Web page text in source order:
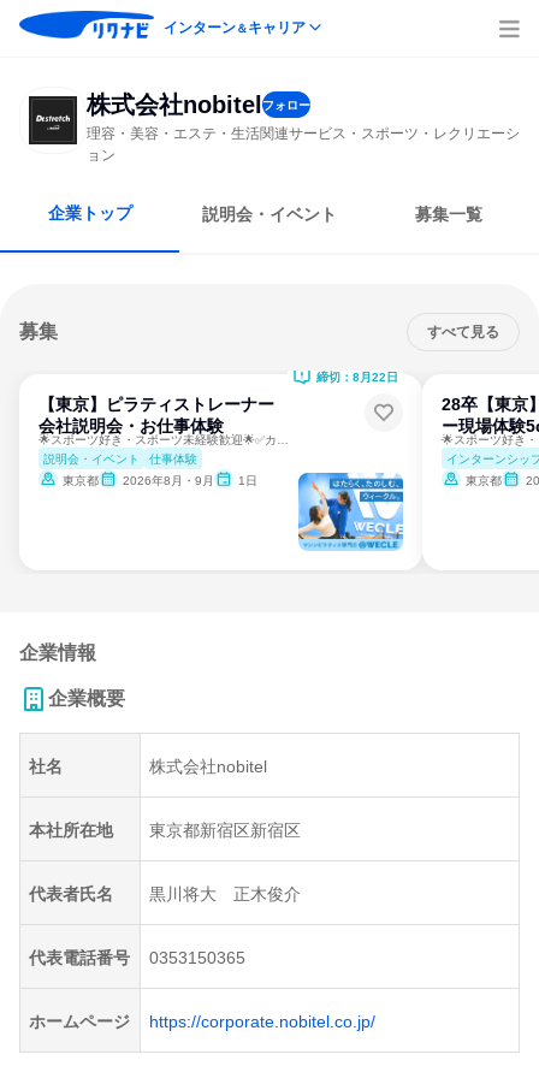
インターン＆キャリア
株式会社nobitel フォロー
理容・美容・エステ・生活関連サービス・スポーツ・レクリエーシ
ョン
企業トップ 説明会・イベント 募集一覧
募集 すべて見る
【東京】ピラティストレーナー
会社説明会・お仕事体験
説明会・イベント
仕事体験
東京都
2026年8月・9月 1日
締切：8月22日
28卒【東京
ー現場体験
インターンシッ
東京都
企業情報
企業概要
社名 株式会社nobitel
本社所在地 東京都新宿区新宿区
代表者氏名 黒川将大 正木俊介
代表電話番号 0353150365
ホームページ https://corporate.nobitel.co.jp/